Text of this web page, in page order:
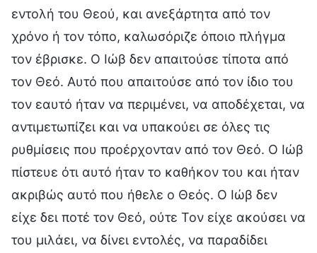
εντολή του Θεού, και ανεξάρτητα από τον
χρόνο ή τον τόπο, καλωσόριζε όποιο πλήγμα
τον έβρισκε. Ο Ιώβ δεν απαιτούσε τίποτα από
τον Θεό. Αυτό που απαιτούσε από τον ίδιο του
τον εαυτό ήταν να περιμένει, να αποδέχεται, να
αντιμετωπίζει και να υπακούει σε όλες τις
ρυθμίσεις που προέρχονταν από τον Θεό. Ο Ιώβ
πίστευε ότι αυτό ήταν το καθήκον του και ήταν
ακριβώς αυτό που ήθελε ο Θεός. Ο Ιώβ δεν
είχε δει ποτέ τον Θεό, ούτε Τον είχε ακούσει να
του μιλάει, να δίνει εντολές, να παραδίδει